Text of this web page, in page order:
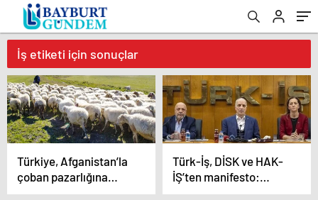
İş etiketi için sonuçlar
Türkiye, Afganistan’la
çoban pazarlığına
başladı: Acilen 150 bin
Türk-İş, DİSK ve HAK-
İŞ’ten manifesto:
Asgari ücret artırılmalı,